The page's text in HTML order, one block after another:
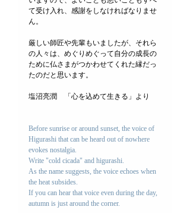
て受け入れ、感謝をしなければなりませ
ん。
厳しい師匠や先輩もいましたが、それら
の人々は、めぐりめぐって自分の成長の
ために仏さまがつかわせてくれた縁だっ
たのだと思います。
塩沼亮潤　「心を込めて生きる」より
Before sunrise or around sunset, the voice of
Higurashi that can be heard out of nowhere
evokes nostalgia.
Write "cold cicada" and higurashi.
As the name suggests, the voice echoes when
the heat subsides.
If you can hear that voice even during the day,
autumn is just around the corner.